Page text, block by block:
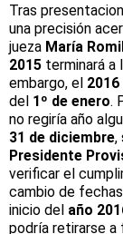
Tras
una precisión
jueza María
2015 terminará a
embargo, el 2016
del 1º de enero.
no regiría año
31 de diciembre,
Presidente
verificar el
cambio de
inicio del año
podría retirarse a